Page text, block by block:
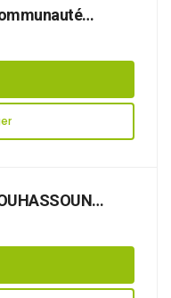
– 7 Rue du
15 ombrières
du centre
Toiture
bardage)